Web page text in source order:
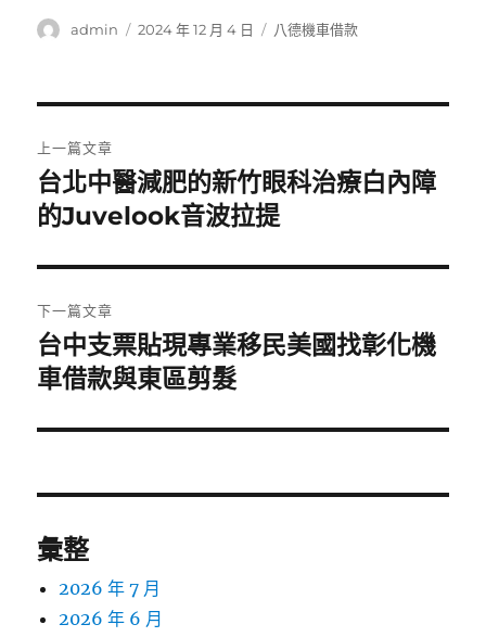
作
admin
發
2024 年 12 月 4 日
分
八德機車借款
章
導
覽
上一篇文章
上
一
文
章:
台北中醫減肥的新竹眼科治療白內障
的Juvelook音波拉提
下一篇文章
下
一
文
台中支票貼現專業移民美國找彰化機
車借款與東區剪髮
彙整
2026 年 7 月
2026 年 6 月